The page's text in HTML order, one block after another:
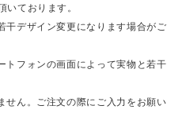
いております。
デザイン変更になります場合がご
フォンの画面によって実物と若干
ん。ご注文の際にご入力をお願い